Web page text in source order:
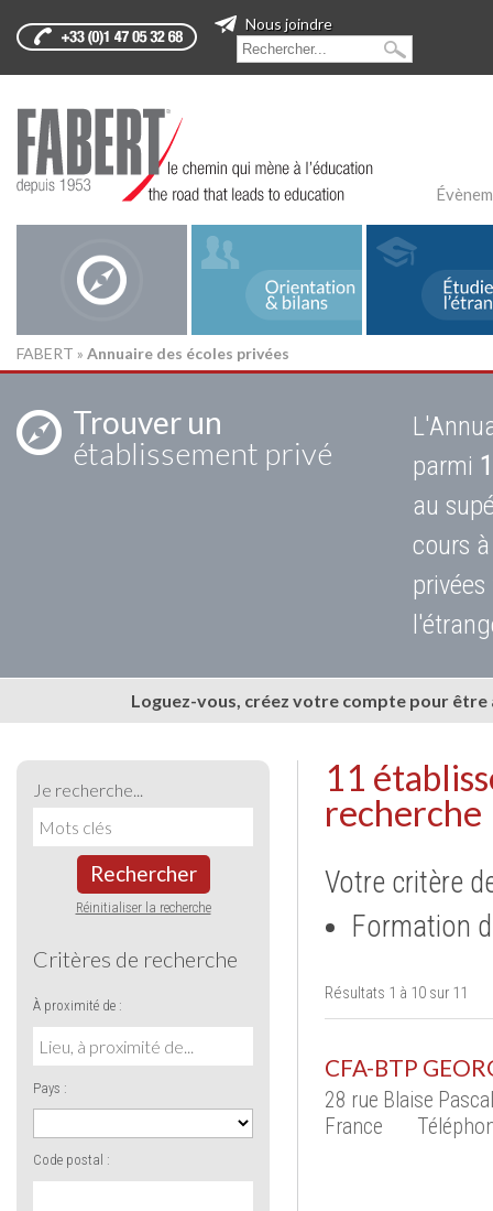
Nous joindre
FABERT » Annuaire des écoles privées
Trouver un
établissement privé
parmi
au
cours
Loguez-vous, créez votre compte pour
Je recherche...
Rechercher
Réinitialiser la recherche
Critères de recherche
À proximité de :
Pays :
Code postal :
11
recherche
Votre critère
Formation
Résultats 1 à 10 sur 11
CFA-BTP
28 rue Blaise
France